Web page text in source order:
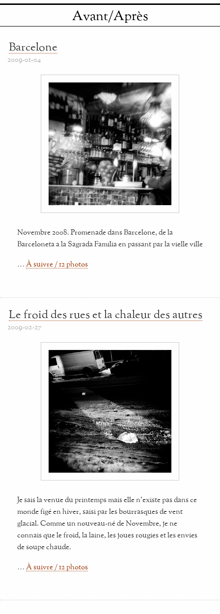
Avant/Après
Barcelone
2009-01-04
Novembre 2008. Promenade dans Barcelone, de la
Barceloneta a la Sagrada Familia en passant par la vielle ville
… À suivre / 12 photos
Le froid des rues et la chaleur des autres
2009-02-27
Je sais la venue du printemps mais elle n'existe pas dans ce
monde figé en hiver, saisi par les bourrasques de vent
glacial. Comme un nouveau-né de Novembre, je ne
connais que le froid, la laine, les joues rougies et les envies
de soupe chaude.
… À suivre / 12 photos